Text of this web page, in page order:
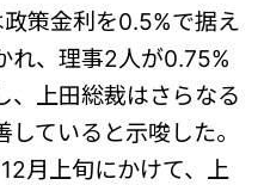
策金利を0.5%で据え
れ、理事2人が0.75%
、上田総裁はさらなる
ていると示唆した。
月上旬にかけて、上